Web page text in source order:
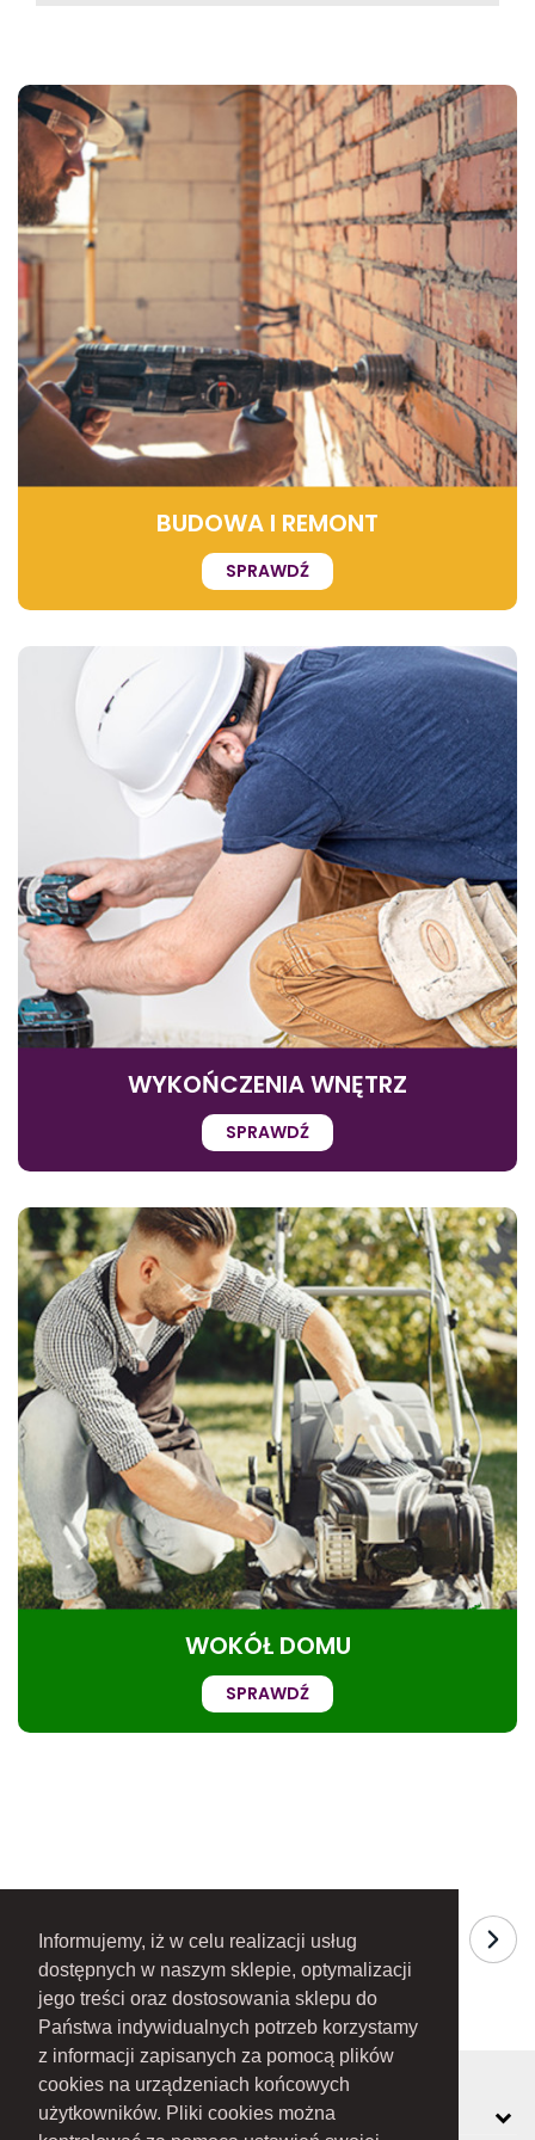
Informujemy, iż w celu realizacji usług
dostępnych w naszym sklepie, optymalizacji
jego treści oraz dostosowania sklepu do
Państwa indywidualnych potrzeb korzystamy
z informacji zapisanych za pomocą plików
cookies na urządzeniach końcowych
użytkowników. Pliki cookies można
BUDOWA I REMONT
SPRAWDŹ
WYKOŃCZENIA WNĘTRZ
SPRAWDŹ
WOKÓŁ DOMU
SPRAWDŹ
MOJE KONTO